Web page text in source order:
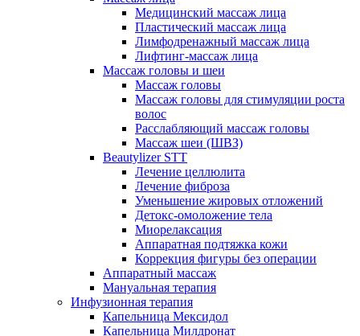
Медицинский массаж лица
Пластический массаж лица
Лимфодренажный массаж лица
Лифтинг-массаж лица
Массаж головы и шеи
Массаж головы
Массаж головы для стимуляции роста
волос
Расслабляющий массаж головы
Массаж шеи (ШВЗ)
Beautylizer STT
Лечение целлюлита
Лечение фиброза
Уменьшение жировых отложений
Детокс-омоложение тела
Миорелаксация
Аппаратная подтяжка кожи
Коррекция фигуры без операции
Аппаратный массаж
Мануальная терапия
Инфузионная терапия
Капельница Мексидол
Капельница Милдронат